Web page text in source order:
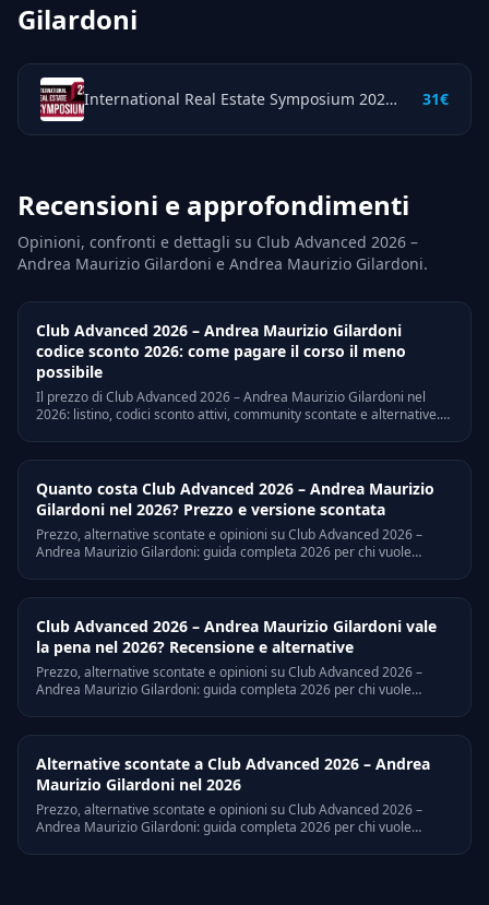
Gilardoni
International Real Estate Symposium 2023 – Andrea Maurizio Gilardoni 31€
Recensioni e approfondimenti
Opinioni, confronti e dettagli su Club Advanced 2026 –
Andrea Maurizio Gilardoni e Andrea Maurizio Gilardoni.
Club Advanced 2026 – Andrea Maurizio Gilardoni
codice sconto 2026: come pagare il corso il meno
possibile
Il prezzo di Club Advanced 2026 – Andrea Maurizio Gilardoni nel
2026: listino, codici sconto attivi, community scontate e alternative.
Quanto costa Club Advanced 2026 – Andrea Maurizio
Gilardoni nel 2026? Prezzo e versione scontata
Prezzo, alternative scontate e opinioni su Club Advanced 2026 –
Andrea Maurizio Gilardoni: guida completa 2026 per chi vuole
Club Advanced 2026 – Andrea Maurizio Gilardoni vale
la pena nel 2026? Recensione e alternative
Prezzo, alternative scontate e opinioni su Club Advanced 2026 –
Andrea Maurizio Gilardoni: guida completa 2026 per chi vuole
Alternative scontate a Club Advanced 2026 – Andrea
Maurizio Gilardoni nel 2026
Prezzo, alternative scontate e opinioni su Club Advanced 2026 –
Andrea Maurizio Gilardoni: guida completa 2026 per chi vuole